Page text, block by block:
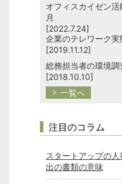
オフィスカイゼン
月
[2022.7.24]
企業のテレワーク
[2019.11.12]
総務担当者の環境
[2018.10.10]
一覧へ
注目のコラム
スタートアップの
出の書類の意味